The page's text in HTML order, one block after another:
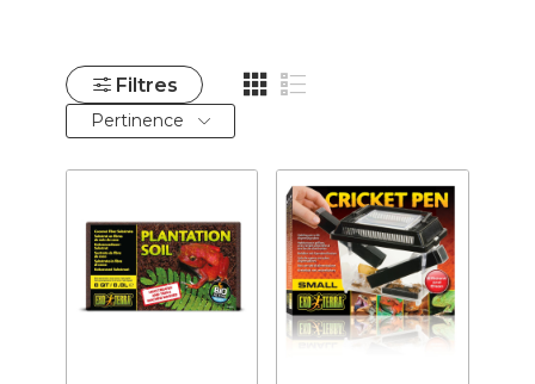
Filtres
Pertinence